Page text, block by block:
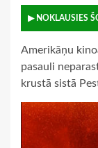
▶ NOKLAUSIES
Amerikāņu
pasauli
krustā sistā